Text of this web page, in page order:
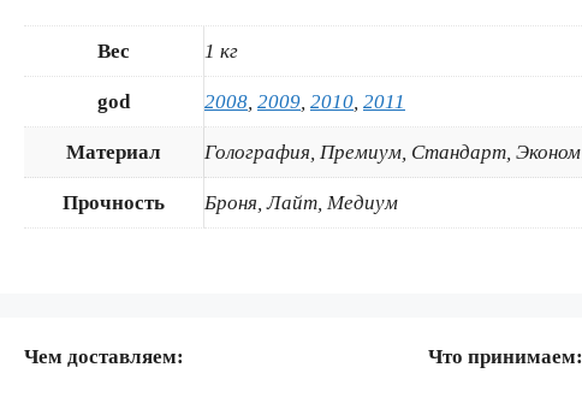
Вес 1 кг
god 2008, 2009, 2010, 2011
Материал Голография, Премиум, Стандарт, Эконом
Прочность Броня, Лайт, Медиум
Чем доставляем: Что принимаем: